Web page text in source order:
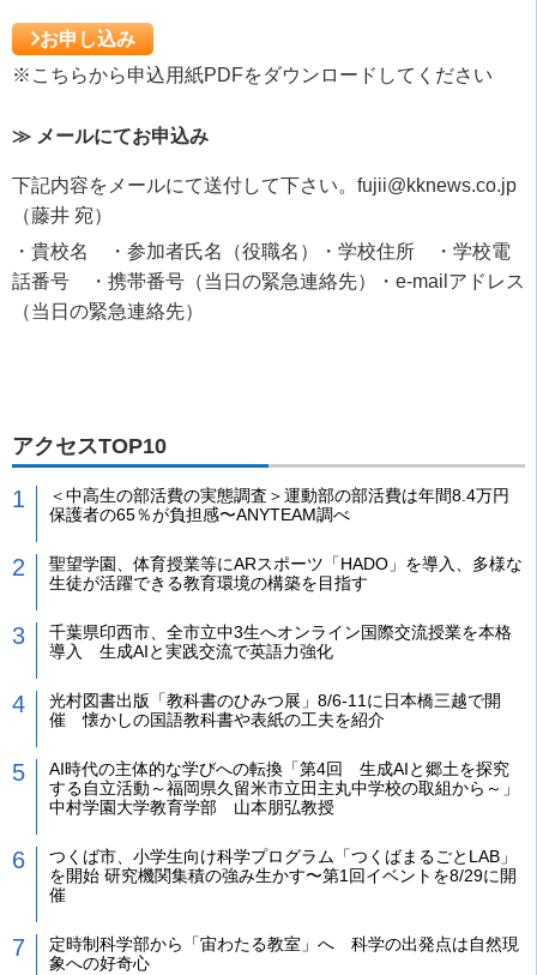
お申し込み
※こちらから申込用紙PDFをダウンロードしてください
≫ メールにてお申込み
下記内容をメールにて送付して下さい。fujii@kknews.co.jp
（藤井 宛）
・貴校名 ・参加者氏名（役職名）・学校住所 ・学校電
話番号 ・携帯番号（当日の緊急連絡先）・e-mailアドレス
（当日の緊急連絡先）
アクセスTOP10
＜中高生の部活費の実態調査＞運動部の部活費は年間8.4万円
保護者の65％が負担感〜ANYTEAM調べ
聖望学園、体育授業等にARスポーツ「HADO」を導入、多様な
生徒が活躍できる教育環境の構築を目指す
千葉県印西市、全市立中3生へオンライン国際交流授業を本格
導入 生成AIと実践交流で英語力強化
光村図書出版「教科書のひみつ展」8/6-11に日本橋三越で開
催 懐かしの国語教科書や表紙の工夫を紹介
AI時代の主体的な学びへの転換「第4回 生成AIと郷土を探究
する自立活動～福岡県久留米市立田主丸中学校の取組から～」
中村学園大学教育学部 山本朋弘教授
つくば市、小学生向け科学プログラム「つくばまるごとLAB」
を開始 研究機関集積の強み生かす〜第1回イベントを8/29に開
催
定時制科学部から「宙わたる教室」へ 科学の出発点は自然現
象への好奇心